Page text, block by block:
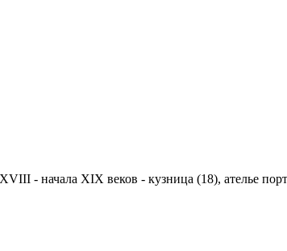
- начала XIX веков - кузница (18), ателье